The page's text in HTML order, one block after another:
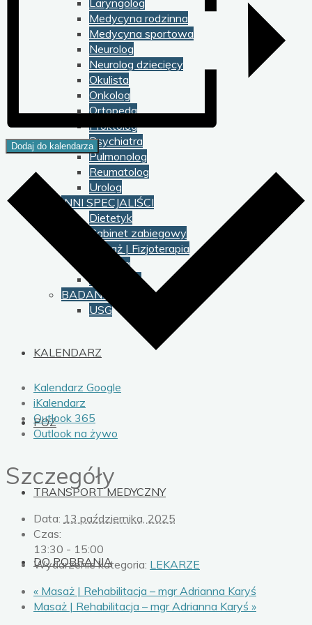
Laryngolog
Medycyna rodzinna
Medycyna sportowa
Neurolog
Neurolog dziecięcy
Okulista
Onkolog
Ortopeda
Proktolog
Psychiatra
Pulmonolog
Reumatolog
Urolog
INNI SPECJALIŚCI
Dietetyk
Gabinet zabiegowy
Masaż | Fizjoterapia
Podolog
Psycholog
BADANIA
USG
KALENDARZ
POZ
TRANSPORT MEDYCZNY
DO POBRANIA
Dodaj do kalendarza
Kalendarz Google
iKalendarz
Outlook 365
Outlook na żywo
Szczegóły
Data: 13 października, 2025
Czas:
13:30 - 15:00
Wydarzenie kategoria: LEKARZE
« Masaż | Rehabilitacja – mgr Adrianna Karyś
Masaż | Rehabilitacja – mgr Adrianna Karyś »